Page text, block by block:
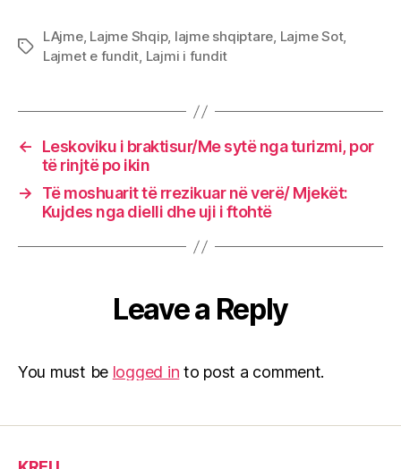
Tags
LAjme, Lajme Shqip, lajme shqiptare, Lajme Sot,
Lajmet e fundit, Lajmi i fundit
←
Leskoviku i braktisur/Me sytë nga turizmi, por
të rinjtë po ikin
→
Të moshuarit të rrezikuar në verë/ Mjekët:
Kujdes nga dielli dhe uji i ftohtë
Leave a Reply
You must be logged in to post a comment.